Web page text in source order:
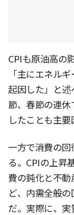
CPIも原油高の
「主にエネル
起因した」と
節、春節の連
したことも主要
一方で消費の回
る。CPIの上昇
費の鈍化と不
ど、内需全般
だ。実際に、